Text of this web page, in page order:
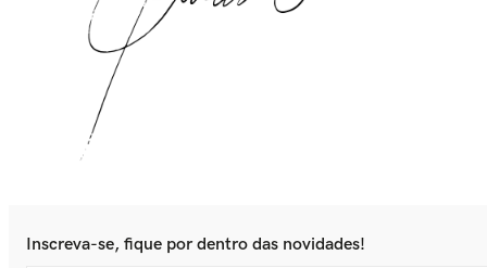
Inscreva-se, fique por dentro das novidades!